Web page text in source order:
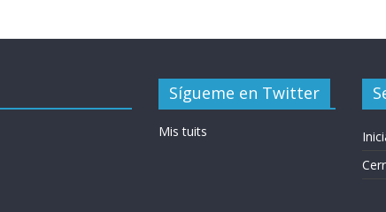
Sígueme en Twitter
Mis tuits